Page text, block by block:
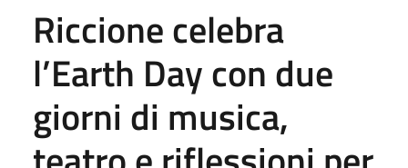
Riccione celebra
l’Earth Day con due
giorni di musica,